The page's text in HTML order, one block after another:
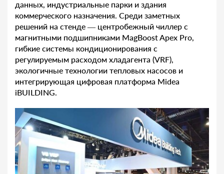
данных, индустриальные парки и здания
коммерческого назначения. Среди заметных
решений на стенде — центробежный чиллер с
магнитными подшипниками MagBoost Apex Pro,
гибкие системы кондиционирования с
регулируемым расходом хладагента (VRF),
экологичные технологии тепловых насосов и
интегрирующая цифровая платформа Midea
iBUILDING.